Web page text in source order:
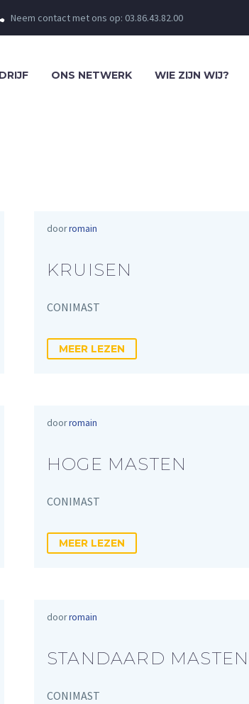
Neem contact met ons op: 03.86.43.82.00
ONS NETWERK WIE ZIJN WIJ?
doorromain
KRUISEN
CONIMAST
MEER LEZEN
doorromain
HOGE MASTEN
CONIMAST
MEER LEZEN
doorromain
STANDAARD MASTEN
CONIMAST